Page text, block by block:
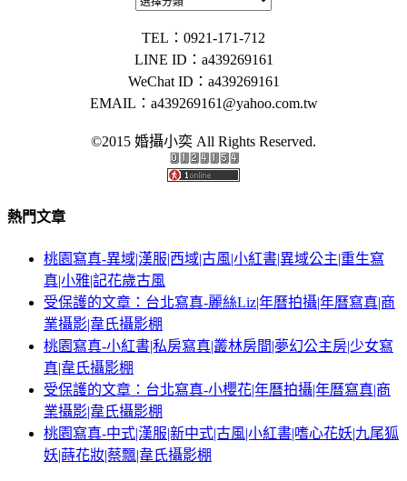
TEL：0921-171-712
LINE ID：a439269161
WeChat ID：a439269161
EMAIL： a439269161@yahoo.com.tw
©2015 婚攝小奕 All Rights Reserved.
熱門文章
桃園寫真-異域|漢服|西域|古風|小紅書|異域公主|重生寫
真|小雅|記花歲古風
受保護的文章：台北寫真-麗絲Liz|年曆拍攝|年曆寫真|商
業攝影|韋氏攝影棚
桃園寫真-小紅書|私房寫真|叢林房間|夢幻公主房|少女寫
真|韋氏攝影棚
受保護的文章：台北寫真-小櫻花|年曆拍攝|年曆寫真|商
業攝影|韋氏攝影棚
桃園寫真-中式|漢服|新中式|古風|小紅書|嗜心花妖|九尾狐
妖|蒔花妝|蔡飄|韋氏攝影棚